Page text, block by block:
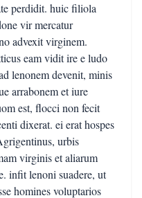
perdidit. huic filiola
vir mercatur
advexit virginem.
eam vidit ire e ludo
lenonem devenit, minis
arrabonem et iure
est, flocci non fecit
dixerat. ei erat hospes
urbis
virginis et aliarum
infit lenoni suadere, ut
homines voluptarios